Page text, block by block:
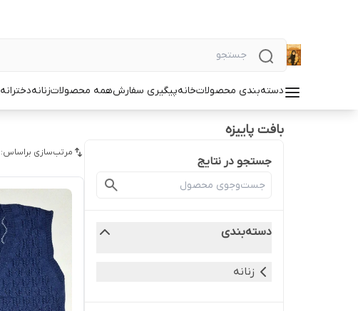
دسته‌بندی محصولاتخانهپیگیری سفارشهمه محصولاتزنانهدخترانه
بافت پاییزه
جستجو در نتایج
دسته‌بندی
زنانه
مرتب‌سازی براساس: